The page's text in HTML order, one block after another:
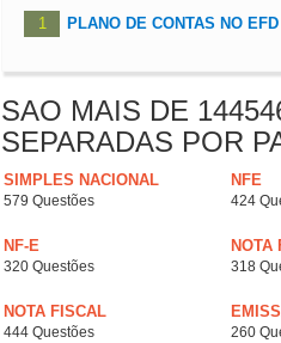
1 PLANO DE CONTAS NO
SAO MAIS DE
SEPARADAS POR
SIMPLES NACIONAL
579 Questões
NFE
424
NF-E
320 Questões
NOTA
318
NOTA FISCAL
444 Questões 260